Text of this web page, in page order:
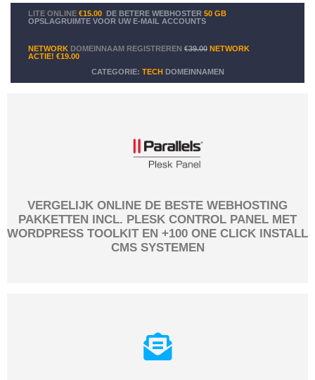
LITE ONLINE €15.00 DE BETERE WEBHOSTER 50 GB
OPSLAGRUIMTE VOOR UW E-MAIL ACCOUNTS
NETWORK DOMEINNAAM REGISTREREN €39.00 NETWORK
ACTIE! €19.00
CATEGORIE: TECHDOMEINNAMEN
VERGELIJK ONLINE DE BESTE WEBHOSTING
PAKKETTEN INCL. PLESK CONTROL PANEL MET
WORDPRESS TOOLKIT EN +100 ONE CLICK INSTALL
CMS SYSTEMEN